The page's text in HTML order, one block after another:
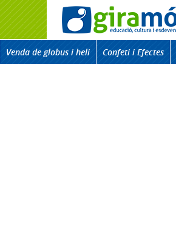
Venda de globus i heli Confeti i Efectes